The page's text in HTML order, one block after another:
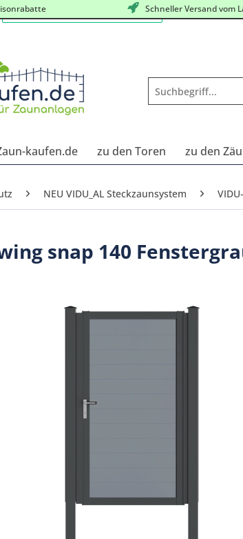
Schneller Versand vom
kaufen.de zu den Toren zu den
NEU VIDU_AL Steckzaunsystem
snap 140